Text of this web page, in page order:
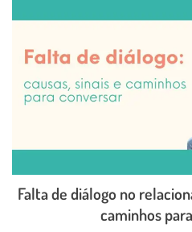
Falta de diálogo no
caminhos